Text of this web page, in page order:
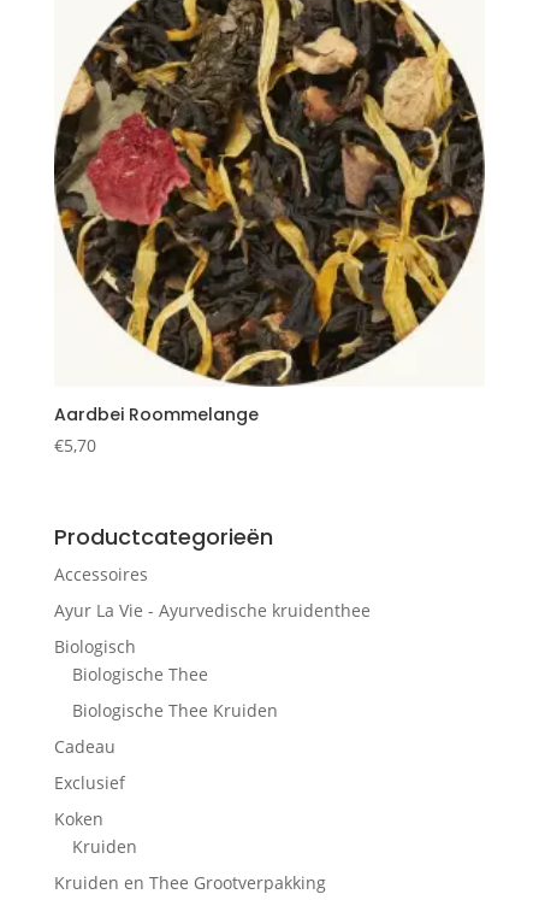
Aardbei Roommelange
€5,70
Productcategorieën
Accessoires
Ayur La Vie - Ayurvedische kruidenthee
Biologisch
Biologische Thee
Biologische Thee Kruiden
Cadeau
Exclusief
Koken
Kruiden
Kruiden en Thee Grootverpakking